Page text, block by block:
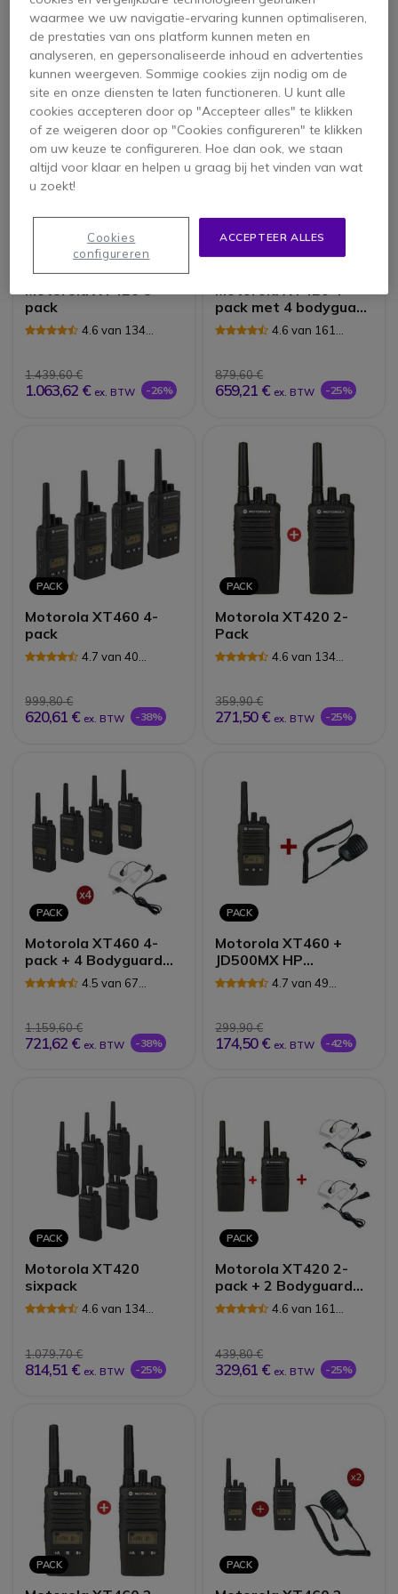
4.6 van 134
Reviews
719,80 €
543,01 € ex. BTW -25%
4.7 van 143
Reviews
1.344,55 €
1.040,12 € -23%
Motorola XT420 8-
pack
4.6 van 134
1.439,60 €
1.063,62 € ex. BTW -26%
PACK
Motorola XT420 4-
pack met 4 bodyguard
headsets4.6 van 161
879,60 €
659,21 € ex. BTW -25%
PACK
Motorola XT460 4-
pack
4.7 van 40
999,80 €
620,61 € ex. BTW -38%
PACK
Motorola XT420 2-
Pack
4.6 van 134
359,90 €
271,50 € ex. BTW -25%
PACK
Motorola XT460 4-
pack + 4 Bodyguard
kits
4.5 van 67
1.159,60 €
721,62 € ex. BTW -38%
PACK
Motorola XT460 +
JD500MX HP
Microfoon4.7 van 49
299,90 €
174,50 € ex. BTW -42%
PACK
Motorola XT420
sixpack
4.6 van 134
1.079,70 €
814,51 € ex. BTW -25%
PACK
Motorola XT420 2-
pack + 2 Bodyguard
Kits
4.6 van 161
439,80 €
329,61 € ex. BTW -25%
PACK PACK
waarmee we uw navigatie-ervaring kunnen optimaliseren,
de prestaties van ons platform kunnen meten en
analyseren, en gepersonaliseerde inhoud en advertenties
kunnen weergeven. Sommige cookies zijn nodig om de
site en onze diensten te laten functioneren. U kunt alle
cookies accepteren door op "Accepteer alles" te klikken
of ze weigeren door op "Cookies configureren" te klikken
om uw keuze te configureren. Hoe dan ook, we staan
altijd voor klaar en helpen u graag bij het vinden van wat
u zoekt!
ACCEPTEER ALLES
Cookies
configureren